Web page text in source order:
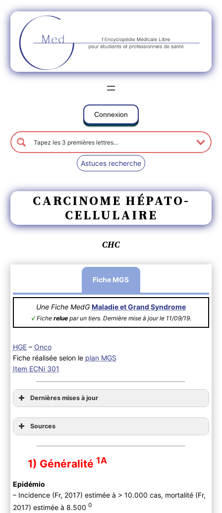
Connexion
Astuces recherche
CARCINOME HÉPATO-
CELLULAIRE
CHC
Fiche MGS
Une Fiche MedG Maladie et Grand Syndrome
√Fiche reluepar un tiers. Dernière mise à jour le 11/09/19.
HGE– Onco
Fiche réalisée selon le plan MGS
Item ECNi 301
Dernières mises à jour
Sources
1) Généralité 1A
Epidémio
– Incidence (Fr, 2017) estimée à > 10.000 cas, mortalité (Fr,
2017) estimée à 8.500 0